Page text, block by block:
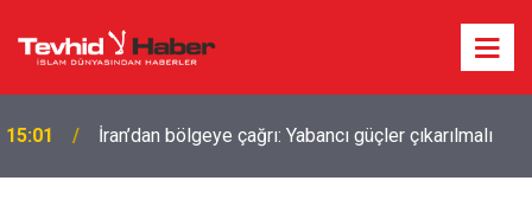
14:17
Eski CIA Direktörü Panetta: İran savaşı
Washington'u zayıflattı, rakiplere karşı geri kaldık